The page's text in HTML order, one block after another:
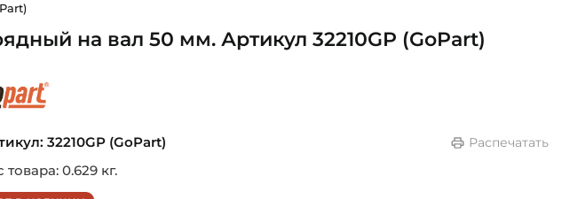
на вал 50 мм. Артикул 32210GP (GoPart)
32210GP (GoPart)
Распечатать
товара: 0.629 кг.